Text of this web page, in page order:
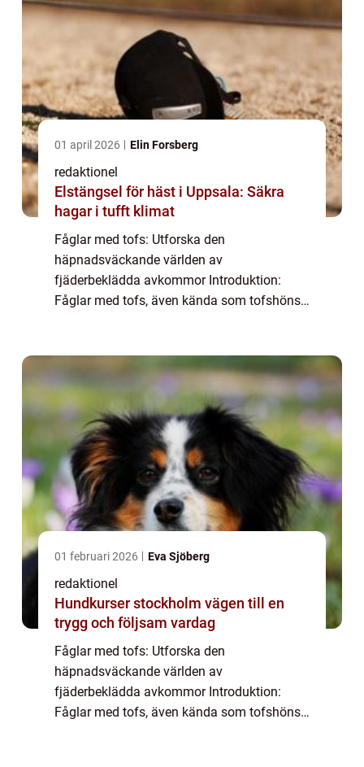
01 april 2026 Elin Forsberg
redaktionel
Elstängsel för häst i Uppsala: Säkra
hagar i tufft klimat
Fåglar med tofs: Utforska den
häpnadsväckande världen av
fjäderbeklädda avkommor Introduktion:
Fåglar med tofs, även kända som tofshöns,
01 februari 2026 Eva Sjöberg
redaktionel
Hundkurser stockholm vägen till en
trygg och följsam vardag
Fåglar med tofs: Utforska den
häpnadsväckande världen av
fjäderbeklädda avkommor Introduktion:
Fåglar med tofs, även kända som tofshöns,